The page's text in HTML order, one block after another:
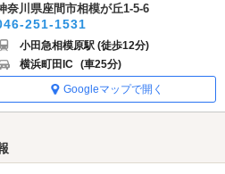
奈川県座間市相模が丘1-5-6
251-1531
小田急相模原駅 (徒歩12分)
横浜町田IC (車25分)
Googleマップで開く